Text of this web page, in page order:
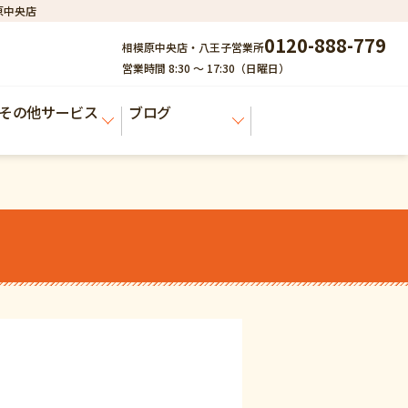
中央店
相模原中央店・八王子営業所0120-888-779
営業時間 8:30 ～ 17:30（日曜日）
その他サービス ブログ